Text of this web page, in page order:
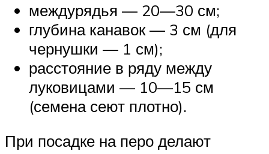
междурядья — 20—30 см;
глубина канавок — 3 см (для
чернушки — 1 см);
расстояние в ряду между
луковицами — 10—15 см
(семена сеют плотно).
При посадке на перо делают